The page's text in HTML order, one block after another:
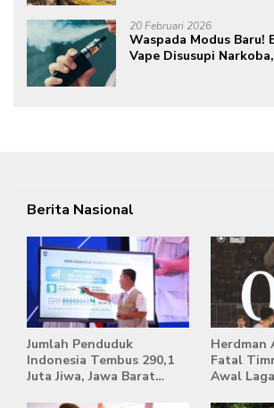
20 Februari 2026
Waspada Modus Baru!
Vape Disusupi Narkoba,
Berita Nasional
Jumlah Penduduk
Indonesia Tembus 290,1
Juta Jiwa, Jawa Barat
Herdman
Fatal
Awal